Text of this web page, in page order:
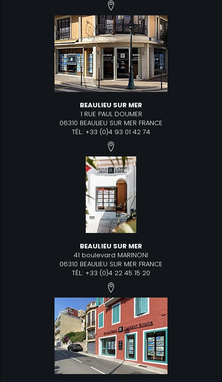
BEAULIEU SUR MER
1 RUE PAUL DOUMER
06310 BEAULIEU SUR MER FRANCE
TÉL.: +33 (0)4 93 01 42 74
BEAULIEU SUR MER
41 boulevard MARINONI
06310 BEAULIEU SUR MER FRANCE
TÉL.: +33 (0)4 22 45 15 20